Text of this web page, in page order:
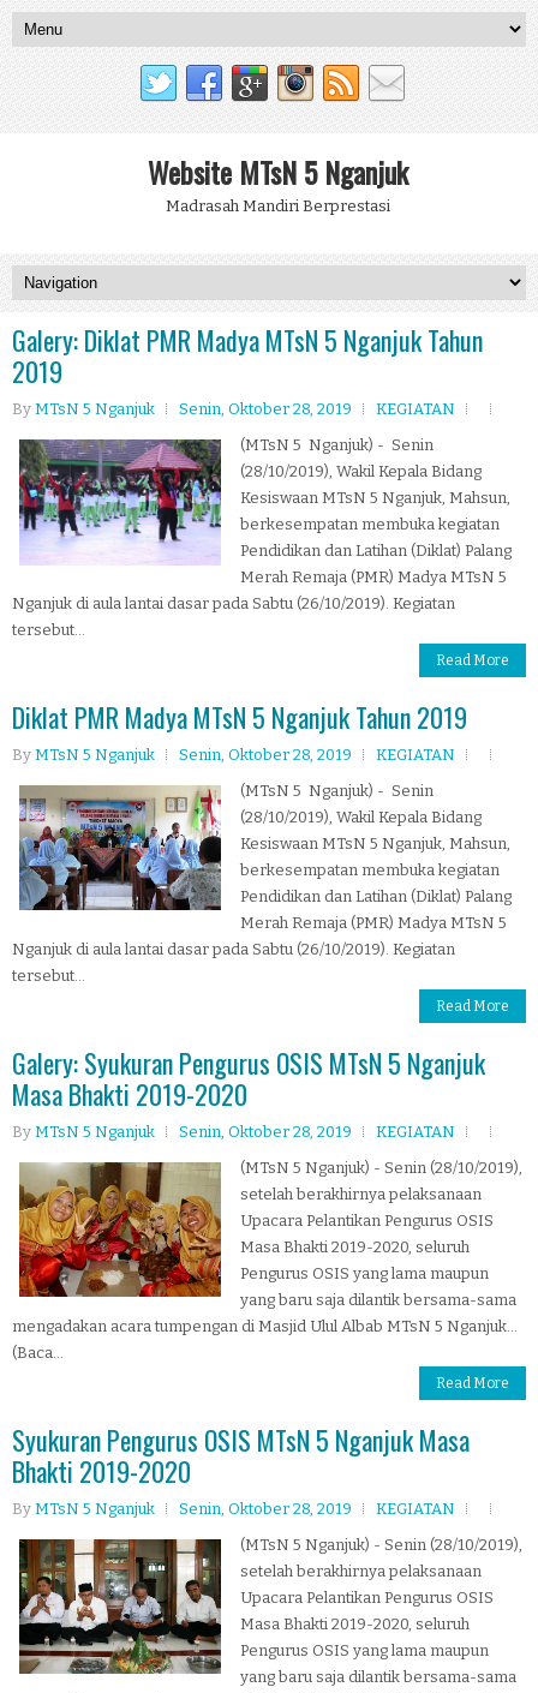
Website MTsN 5 Nganjuk
Madrasah Mandiri Berprestasi
Galery: Diklat PMR Madya MTsN 5 Nganjuk Tahun
2019
By MTsN 5 Nganjuk Senin, Oktober 28, 2019
KEGIATAN
(MTsN 5 Nganjuk) - Senin
(28/10/2019), Wakil Kepala Bidang
Kesiswaan MTsN 5 Nganjuk, Mahsun,
berkesempatan membuka kegiatan
Pendidikan dan Latihan (Diklat) Palang
Merah Remaja (PMR) Madya MTsN 5
Nganjuk di aula lantai dasar pada Sabtu (26/10/2019). Kegiatan
tersebut...
Read More
Diklat PMR Madya MTsN 5 Nganjuk Tahun 2019
By MTsN 5 Nganjuk Senin, Oktober 28, 2019
KEGIATAN
(MTsN 5 Nganjuk) - Senin
(28/10/2019), Wakil Kepala Bidang
Kesiswaan MTsN 5 Nganjuk, Mahsun,
berkesempatan membuka kegiatan
Pendidikan dan Latihan (Diklat) Palang
Merah Remaja (PMR) Madya MTsN 5
Nganjuk di aula lantai dasar pada Sabtu (26/10/2019). Kegiatan
tersebut...
Read More
Galery: Syukuran Pengurus OSIS MTsN 5 Nganjuk
Masa Bhakti 2019-2020
By MTsN 5 Nganjuk Senin, Oktober 28, 2019
KEGIATAN
(MTsN 5 Nganjuk) - Senin (28/10/2019),
setelah berakhirnya pelaksanaan
Upacara Pelantikan Pengurus OSIS
Masa Bhakti 2019-2020, seluruh
Pengurus OSIS yang lama maupun
yang baru saja dilantik bersama-sama
mengadakan acara tumpengan di Masjid Ulul Albab MTsN 5 Nganjuk...
(Baca...
Read More
Syukuran Pengurus OSIS MTsN 5 Nganjuk Masa
Bhakti 2019-2020
By MTsN 5 Nganjuk Senin, Oktober 28, 2019
KEGIATAN
(MTsN 5 Nganjuk) - Senin (28/10/2019),
setelah berakhirnya pelaksanaan
Upacara Pelantikan Pengurus OSIS
Masa Bhakti 2019-2020, seluruh
Pengurus OSIS yang lama maupun
yang baru saja dilantik bersama-sama